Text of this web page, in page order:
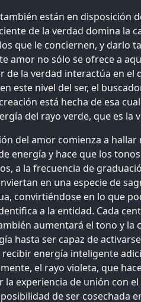
están en disposición
de la verdad domina la
que le conciernen, y darlo
amor no sólo se ofrece a
de la verdad interactúa en el
este nivel del ser, el
está hecha de esa
del rayo verde, que es la
del amor comienza a
energía y hace que los
a la frecuencia de
en una especie de
convirtiéndose en lo que
a la entidad. Cada
aumentará el tono y la
hasta ser capaz de
energía inteligente
el rayo violeta, que
la experiencia de unión con
de ser cosechada